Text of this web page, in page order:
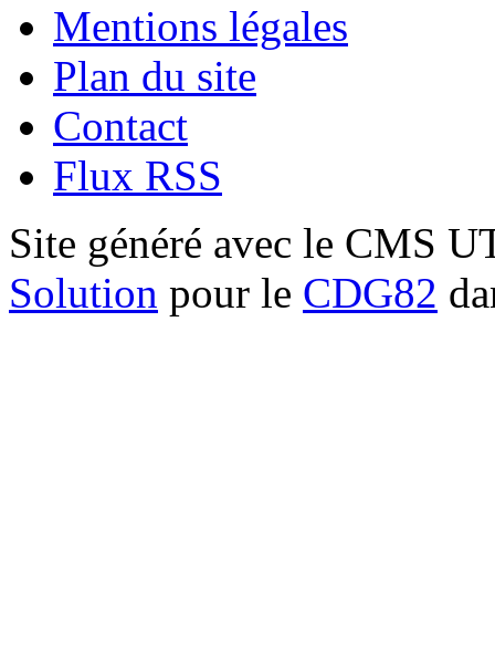
Mentions légales
Plan du site
Contact
Flux RSS
Site généré avec le CMS
Solution pour le CDG82